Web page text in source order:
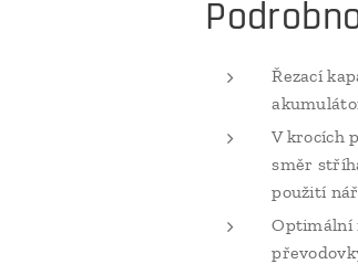
Řezací
V krocích
směr
použití
Optimální